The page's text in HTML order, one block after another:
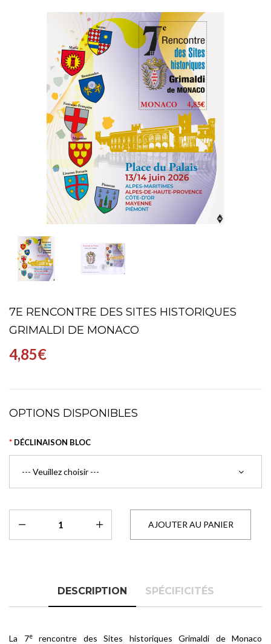
7E RENCONTRE DES SITES HISTORIQUES
GRIMALDI DE MONACO
4,85€
OPTIONS DISPONIBLES
DÉCLINAISON BLOC
DESCRIPTION SPÉCIFICITÉS
La 7erencontre des Sites historiques Grimaldi de Monaco